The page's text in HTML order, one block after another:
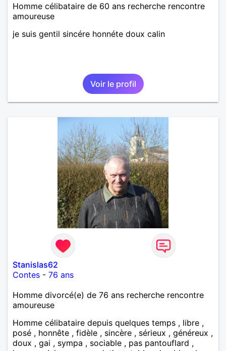
Homme célibataire de 60 ans recherche rencontre
amoureuse
je suis gentil sincére honnéte doux calin
Voir le profil
Stanislas62
Contes - 76 ans
Homme divorcé(e) de 76 ans recherche rencontre
amoureuse
Homme célibataire depuis quelques temps , libre ,
posé , honnête , fidèle , sincère , sérieux , généreux ,
doux , gai , sympa , sociable , pas pantouflard ,